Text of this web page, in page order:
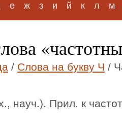
е ж з и й к л м
/ Слова на букву Ч /
науч.). Прил. к